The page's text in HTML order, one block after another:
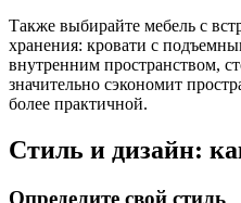
Также выбирайте мебель с
хранения: кровати с
внутренним пространством,
значительно сэкономит
более практичной.
Стиль и дизайн:
Определите свой стиль